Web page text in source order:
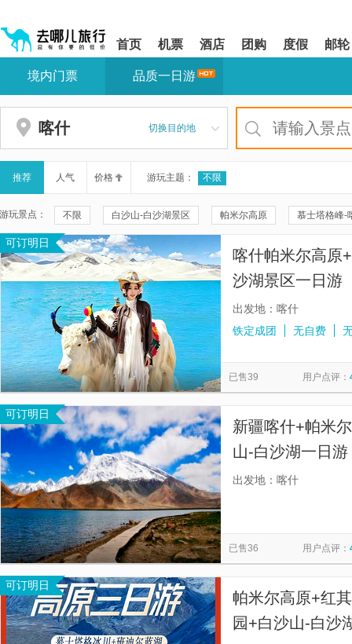
shift+enter
网
导
盲
导
模
式
您
站
区,
本
有
6
个
模
块,
按
下
Tab
键
浏
览
信
息
首页 机票 酒店 团购 度假 邮轮
您
站
区
境内门票 品质一日游
喀什 切换目的地
推荐 人气 价格 游玩主题： 不限
游玩景点： 不限 白沙山-白沙湖景区 帕米尔高原 慕士塔格峰-
乌恰天山昆仑山交汇地貌 西极时光景区
喀什古城 斯姆哈纳村 公格尔山 白沙湖北岸
克州冰川公园 帕米尔旅游区
卡拉库里湖 班迪尔蓝湖 木吉火山口 艾提尕尔清
金湖杨国家森林公园 老城文化中心
阿拉尔国家湿地公园 莎车府景区 卫
慕士塔格峰喀拉库勒湖景区 N39沙漠探险基地
喀什水城 西夜迷城景区 英吉沙国家湿地公园
可订明日
喀什帕米尔高原
沙湖景区一日游
购物/】
出发地：喀什
铁定成团
无自费
已售39 用户点评：
可订明日
新疆喀什+帕米
山-白沙湖一日
证每天都发团，
出发地：喀什
已售36 用户点评：
可订明日
帕米尔高原+红
园+白沙山-白沙